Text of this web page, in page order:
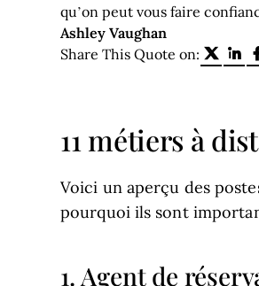
qu’on peut vous faire
Ashley Vaughan
Share This Quote on:
11 métiers à
Voici un aperçu des
pourquoi ils sont
1. Agent de